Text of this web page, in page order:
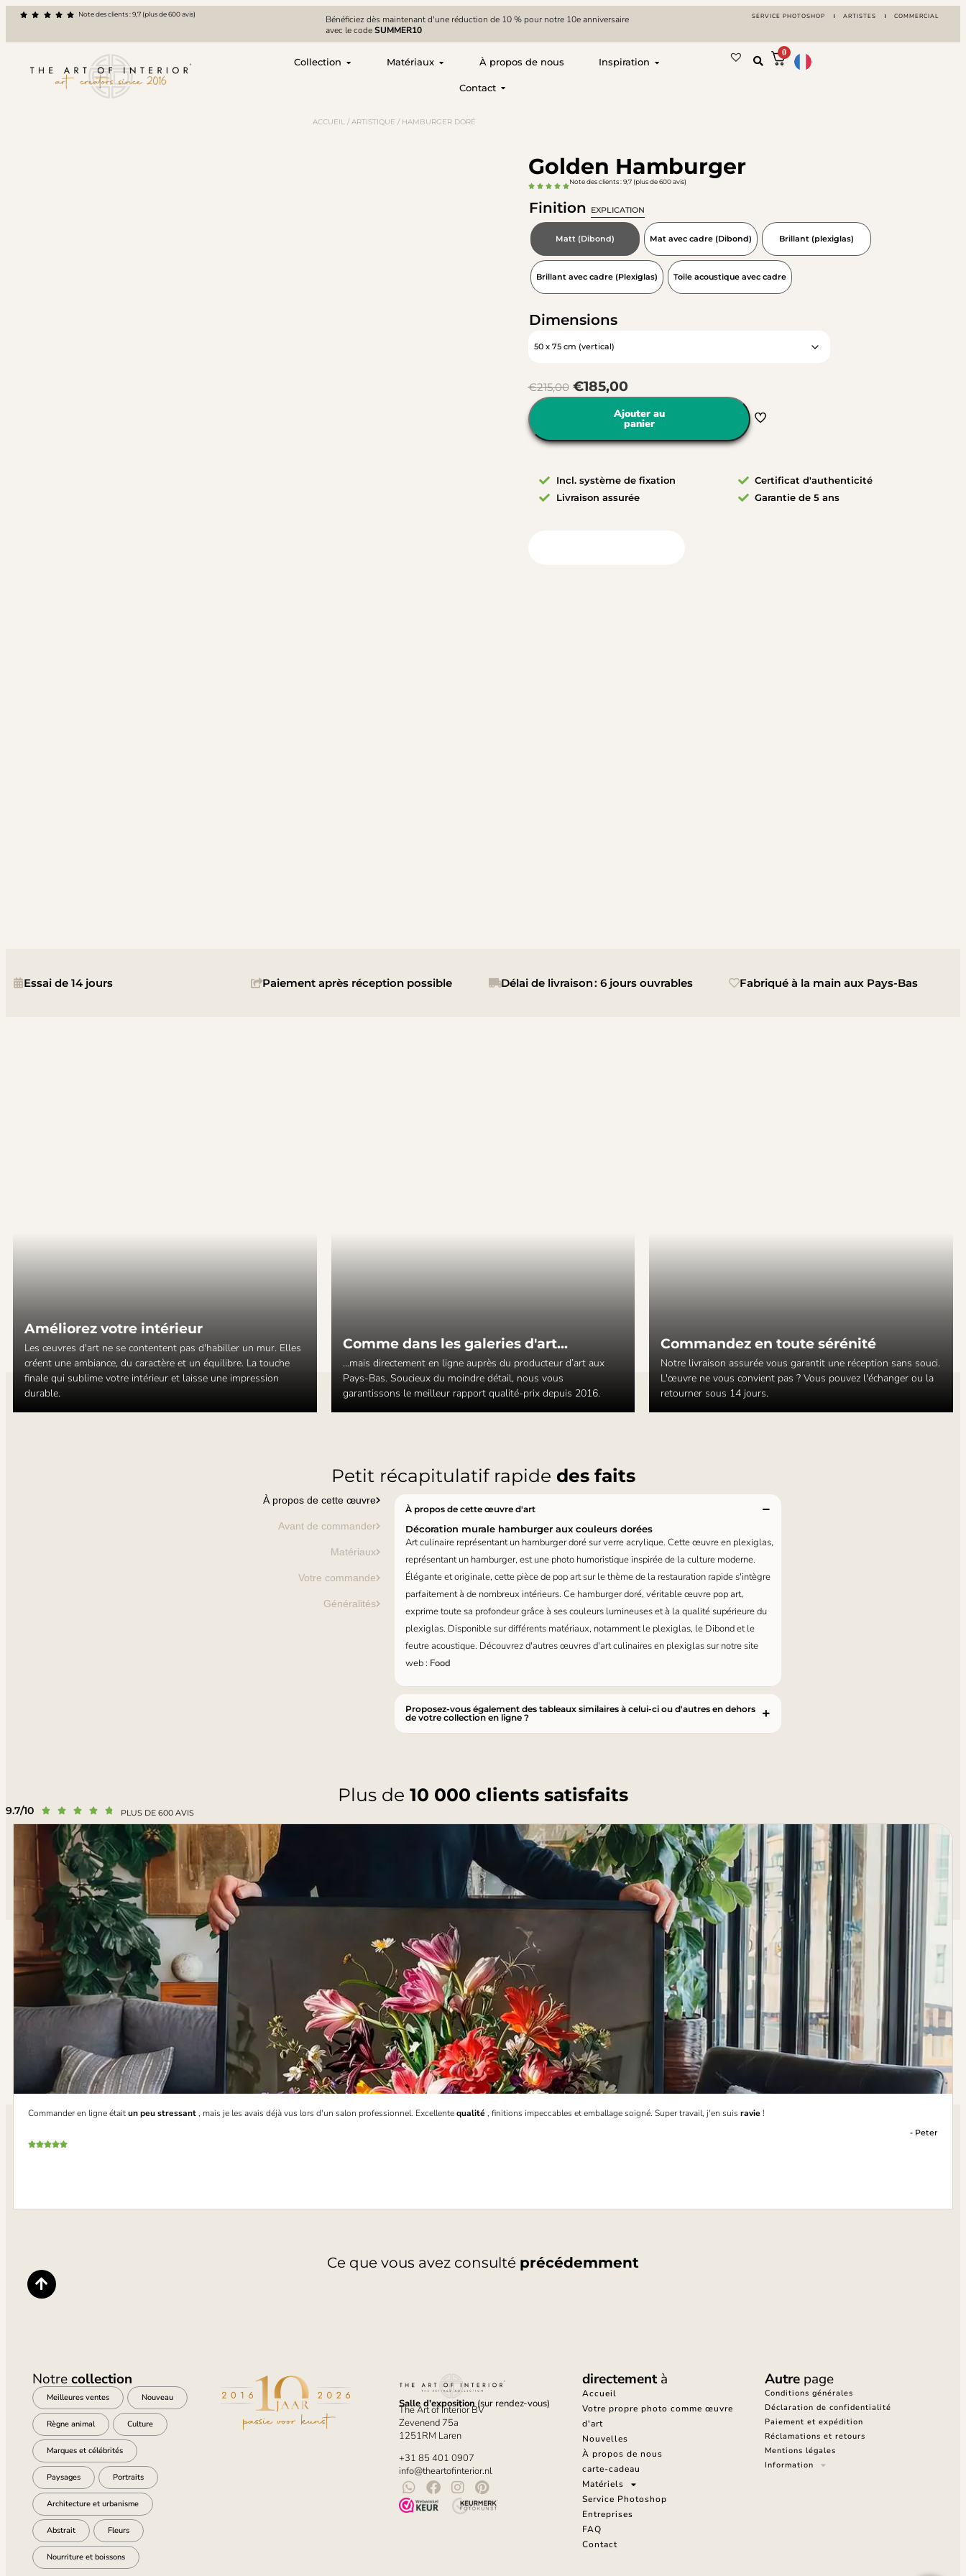
Note des clients : 9,7 (plus de 600 avis)
Bénéficiez dès maintenant d'une réduction de 10 % pour notre 10e anniversaire
avec le codeSUMMER10
SERVICE PHOTOSHOP ARTISTES COMMERCIAL
Collection Matériaux À propos de nous Inspiration
Contact
0
ACCUEIL /ARTISTIQUE / HAMBURGER DORÉ
Golden Hamburger
Note des clients : 9,7 (plus de 600 avis)
Finition EXPLICATION
Matt (Dibond) Mat avec cadre (Dibond) Brillant (plexiglas)
Brillant avec cadre (Plexiglas) Toile acoustique avec cadre
Dimensions
€215,00 €185,00
Ajouter au
panier
Incl. système de fixation
Livraison assurée
Certificat d'authenticité
Garantie de 5 ans
Essai de 14 jours Paiement après réception possible Délai de livraison : 6 jours ouvrables Fabriqué à la main aux Pays-Bas
Améliorez votre intérieur
Les œuvres d'art ne se contentent pas d'habiller un mur. Elles
créent une ambiance, du caractère et un équilibre. La touche
finale qui sublime votre intérieur et laisse une impression
durable.
Comme dans les galeries d'art...
…mais directement en ligne auprès du producteur d’art aux
Pays-Bas. Soucieux du moindre détail, nous vous
garantissons le meilleur rapport qualité-prix depuis 2016.
Commandez en toute sérénité
Notre livraison assurée vous garantit une réception sans souci.
L'œuvre ne vous convient pas ? Vous pouvez l'échanger ou la
retourner sous 14 jours.
Petit récapitulatif rapide des faits
À propos de cette œuvre
Avant de commander
Matériaux
Votre commande
Généralités
À propos de cette œuvre d'art
Décoration murale hamburger aux couleurs dorées
Art culinaire représentant un hamburger doré sur verre acrylique. Cette œuvre en plexiglas,
représentant un hamburger, est une photo humoristique inspirée de la culture moderne.
Élégante et originale, cette pièce de pop art sur le thème de la restauration rapide s'intègre
parfaitement à de nombreux intérieurs. Ce hamburger doré, véritable œuvre pop art,
exprime toute sa profondeur grâce à ses couleurs lumineuses et à la qualité supérieure du
plexiglas. Disponible sur différents matériaux, notamment le plexiglas, le Dibond et le
feutre acoustique. Découvrez d'autres œuvres d'art culinaires en plexiglas sur notre site
web : Food
Proposez-vous également des tableaux similaires à celui-ci ou d'autres en dehors
de votre collection en ligne ?
Plus de 10 000 clients satisfaits
9.7/10      PLUS DE 600 AVIS
Commander en ligne étaitun peu stressant, mais je les avais déjà vus lors d'un salon professionnel. Excellentequalité , finitions impeccables et emballage soigné. Super travail, j'en suis ravie !
- Peter
Ce que vous avez consulté précédemment
Notrecollection
Meilleures ventes Nouveau
Règne animal Culture
Marques et célébrités
Paysages Portraits
Architecture et urbanisme
Abstrait Fleurs
Nourriture et boissons
Salle d'exposition(sur rendez-vous)
The Art of Interior BV
Zevenend 75a
1251RM Laren
+31 85 401 0907
info@theartofinterior.nl
directementà
Accueil
Votre propre photo comme œuvre
d'art
Nouvelles
À propos de nous
carte-cadeau
Matériels
Service Photoshop
Entreprises
FAQ
Contact
Autre page
Conditions générales
Déclaration de confidentialité
Paiement et expédition
Réclamations et retours
Mentions légales
Information